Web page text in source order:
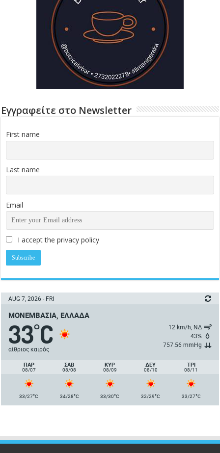
Εγγραφείτε στο Newsletter
First name
Last name
Email
I accept the privacy policy
AUG 7, 2026 - FRI
ΜΟΝΕΜΒΑΣΙΆ, ΕΛΛΆΔΑ
33°C
αίθριος καιρός
12 km/h, ΝΔ
43%
757.56 mmHg
ΠΑΡ
08/07
ΣΑΒ
08/08
ΚΥΡ
08/09
ΔΕΥ
08/10
ΤΡΙ
08/11
33/27°C 34/28°C 33/30°C 32/29°C 33/27°C